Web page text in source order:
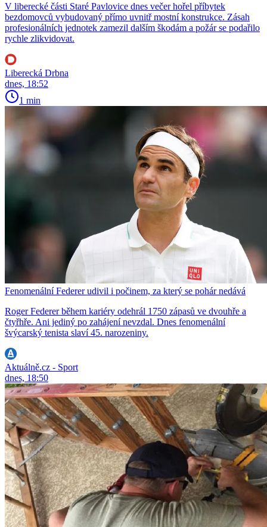
V liberecké části Staré Pavlovice dnes večer hořel příbytek
bezdomovců vybudovaný přímo uvnitř mostní konstrukce. Zásah
profesionálních jednotek zamezil dalším škodám a požár se podařilo
rychle zlikvidovat.
Liberecká Drbna
dnes, 18:52
1 min
Fenomenální Federer udivil i počinem, za který se pohár nedává
Roger Federer během kariéry odehrál 1750 zápasů ve dvouhře a
čtyřhře. Ani jediný po zahájení nevzdal. Dnes fenomenální
švýcarský tenista slaví 45. narozeniny.
Aktuálně.cz - Sport
dnes, 18:50